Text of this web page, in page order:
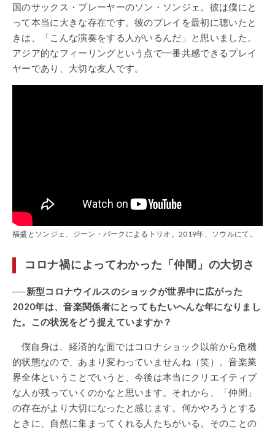
国のサックス・プレーヤーのソン・ソンジェ。彼は僕にと
って本当に大きな存在です。彼のプレイを最初に聴いたと
きは、「こんな演奏をする人がいるんだ」と思いました。
アジア的なフィーリングという点で一番共感できるプレイ
ヤーであり、大切な友人です。
福盛とソンジェ、ジーン・パークによるトリオ。2019年、ソウルにて。
コロナ禍によってわかった「仲間」の大切さ
──新型コロナウイルスのショックが世界中に広がった
2020年は、音楽関係者にとってもたいへんな年になりまし
た。この状況をどう捉えていますか？
僕自身は、経済的な面ではコロナショック以前から危機
的状態なので、あまり変わっていませんね（笑）。音楽業
界全体ということでいうと、今後は本当にクリエイティブ
な人が残っていくのかなと思います。それから、「仲間」
の存在がより大切になったと感じます。何かやろうとする
ときに、自然に集まってくれる人たちがいる。そのことの